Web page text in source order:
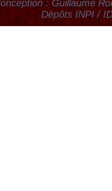
: Guillaume
Dèpôts INPI /